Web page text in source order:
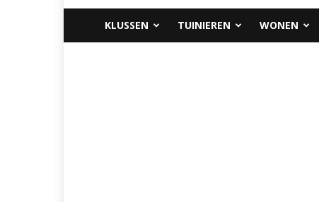
KLUSSEN TUINIEREN WONEN